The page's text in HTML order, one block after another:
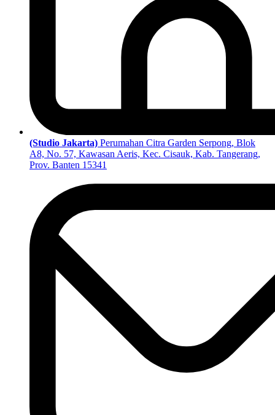
(Studio Jakarta) Perumahan Citra Garden Serpong, Blok
A8, No. 57, Kawasan Aeris, Kec. Cisauk, Kab. Tangerang,
Prov. Banten 15341